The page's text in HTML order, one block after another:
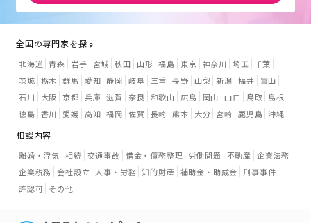
全国の専門家を探す
北海道 青森 岩手 宮城 秋田 山形 福島 東京 神奈川 埼玉
千葉
茨城 栃木 群馬 愛知 静岡 岐阜 三重 長野 山梨 新潟 福井
富山
石川
大阪 京都 兵庫 滋賀 奈良 和歌山 広島 岡山 山口 鳥取
島根
徳島 香川 愛媛 高知 福岡 佐賀 長崎 熊本 大分 宮崎 鹿児島 沖縄
相談内容
離婚・浮気 相続 交通事故 借金・債務整理 労働問題 不動産 企業法務
企業税務 会社設立 人事・労務 知的財産 補助金・助成金 刑事事件
許認可 その他